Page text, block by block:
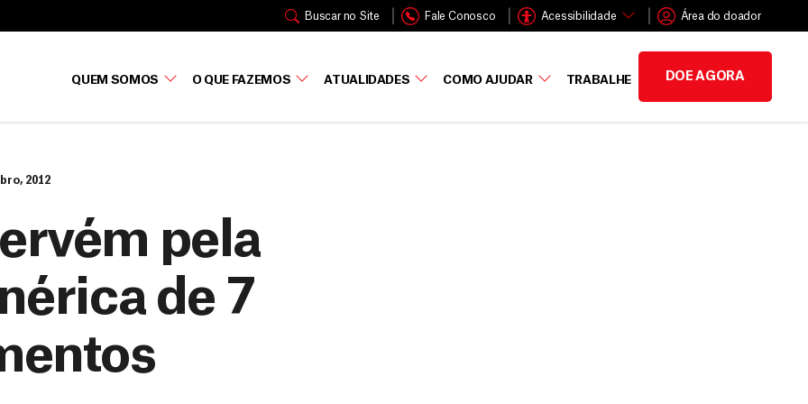
Buscar no Site Fale Conosco Acessibilidade Área do doador
QUEM SOMOS O QUE FAZEMOS ATUALIDADES COMO AJUDAR TRABALHE DOE AGORA
2012
pela
de 7